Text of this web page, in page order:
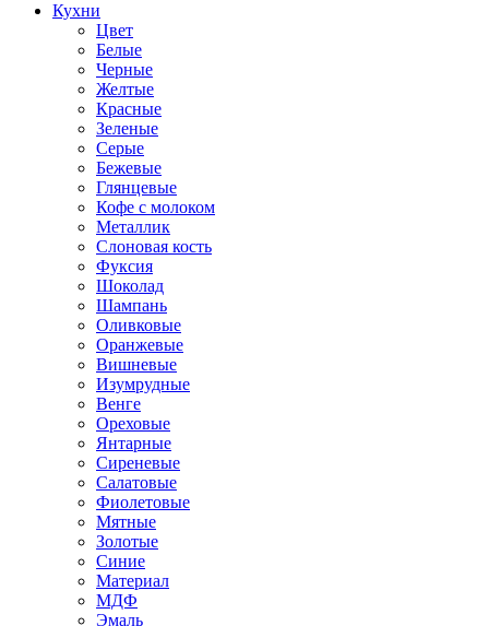
Кухни
Цвет
Белые
Черные
Желтые
Красные
Зеленые
Серые
Бежевые
Глянцевые
Кофе с молоком
Металлик
Слоновая кость
Фуксия
Шоколад
Шампань
Оливковые
Оранжевые
Вишневые
Изумрудные
Венге
Ореховые
Янтарные
Сиреневые
Салатовые
Фиолетовые
Мятные
Золотые
Синие
Материал
МДФ
Эмаль